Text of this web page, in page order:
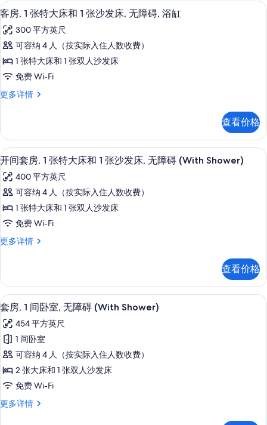
床
和
1
张
沙
发
障
碍,
浴
缸
的
所
有
照
特
床
和
张
沙
床,
浴
缸
更
多
信
息
显
示
客
房,
1
张
特
床
和
1
张
沙
发
床,
无
浴
缸
的
所
有
照
片
客房内保险箱、办公桌、熨斗/熨衣板
5
客房, 1 张特大床和 1 张沙发床, 无障碍, 浴缸
300 平方英尺
可容纳 4 人（按实际入住人数收费）
1 张特大床和 1 张双人沙发床
免费 Wi-Fi
更多详情
客
特
大
床
张
发
床,
障
更
多
信
息
查看价格
显
示
开
间
套
1
特
大
床
和
张
沙
发
床,
客房内保险箱、办公桌、熨斗/熨衣板
6
开间套房, 1 张特大床和 1 张沙发床, 无障碍 (With Shower)
400 平方英尺
可容纳 4 人（按实际入住人数收费）
1 张特大床和 1 张双人沙发床
免费 Wi-Fi
更多详情
开
1
张
特
床
和
张
沙
发
床,
无
查看价格
显
示
套
房,
1
间
卧
室,
客房内保险箱、办公桌、熨斗/熨衣板
8
套房, 1 间卧室, 无障碍 (With Shower)
454 平方英尺
1 间卧室
可容纳 4 人（按实际入住人数收费）
2 张大床和 1 张双人沙发床
免费 Wi-Fi
更多详情
套